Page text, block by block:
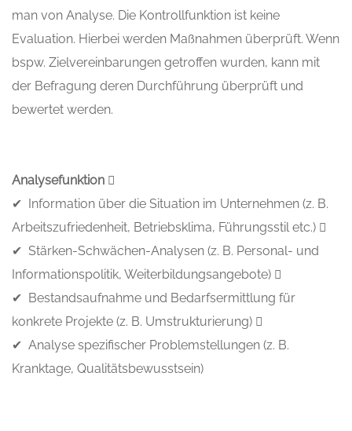
man von Analyse. Die Kontrollfunktion ist keine
Evaluation. Hierbei werden Maßnahmen überprüft. Wenn
bspw. Zielvereinbarungen getroffen wurden, kann mit
der Befragung deren Durchführung überprüft und
bewertet werden.
Analysefunktion 
✔ Information über die Situation im Unternehmen (z. B.
Arbeitszufriedenheit, Betriebsklima, Führungsstil etc.) 
✔ Stärken-Schwächen-Analysen (z. B. Personal- und
Informationspolitik, Weiterbildungsangebote) 
✔ Bestandsaufnahme und Bedarfsermittlung für
konkrete Projekte (z. B. Umstrukturierung) 
✔ Analyse spezifischer Problemstellungen (z. B.
Kranktage, Qualitätsbewusstsein)